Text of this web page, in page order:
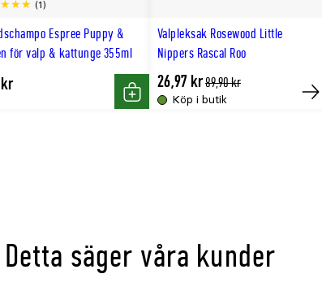
55;
Espree Puppy &
för valp & kattunge 355ml
(1)
Köp
Valpleksak Rosewood Little
Nippers Rascal Roo
Köp i butik
26,97 krTidligere
lägsta
pris
89,90 kr
Detta säger våra kunder